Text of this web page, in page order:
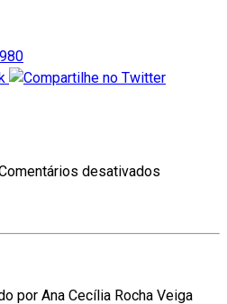
desativados
por Ana Cecília Rocha Veiga